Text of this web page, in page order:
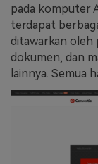
pada komputer
terdapat
ditawarkan oleh
dokumen, dan
lainnya. Semua